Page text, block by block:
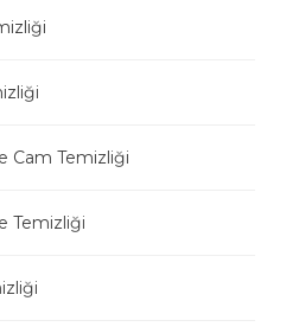
Cam Temizliği
Temizliği